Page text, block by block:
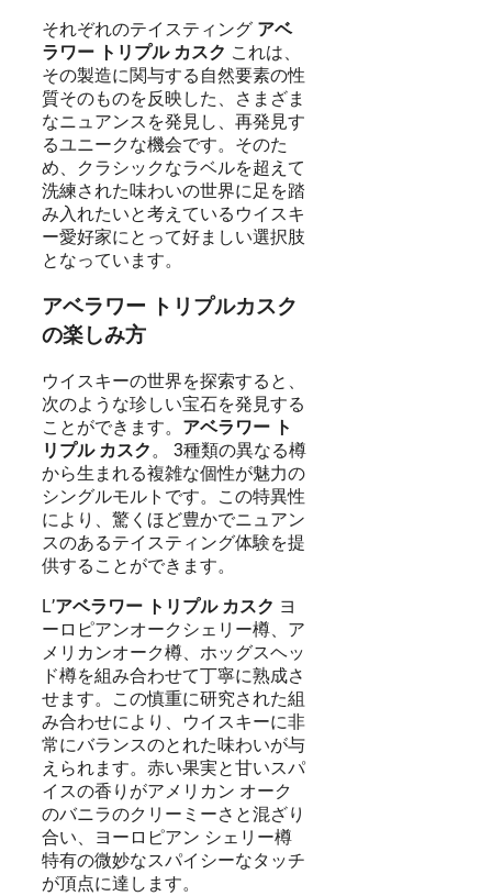
それぞれのテイスティング アベ
ラワー トリプル カスク これは、
その製造に関与する自然要素の性
質そのものを反映した、さまざま
なニュアンスを発見し、再発見す
るユニークな機会です。そのた
め、クラシックなラベルを超えて
洗練された味わいの世界に足を踏
み入れたいと考えているウイスキ
ー愛好家にとって好ましい選択肢
となっています。
アベラワー トリプルカスク
の楽しみ方
ウイスキーの世界を探索すると、
次のような珍しい宝石を発見する
ことができます。 アベラワー ト
リプル カスク。 3種類の異なる樽
から生まれる複雑な個性が魅力の
シングルモルトです。この特異性
により、驚くほど豊かでニュアン
スのあるテイスティング体験を提
供することができます。
L’アベラワー トリプル カスク ヨ
ーロピアンオークシェリー樽、ア
メリカンオーク樽、ホッグスヘッ
ド樽を組み合わせて丁寧に熟成さ
せます。この慎重に研究された組
み合わせにより、ウイスキーに非
常にバランスのとれた味わいが与
えられます。赤い果実と甘いスパ
イスの香りがアメリカン オーク
のバニラのクリーミーさと混ざり
合い、ヨーロピアン シェリー樽
特有の微妙なスパイシーなタッチ
が頂点に達します。